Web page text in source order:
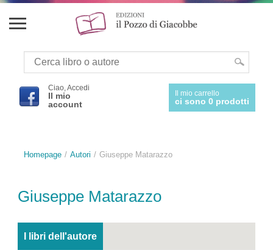
Ciao, Accedi
Il mio
account
Il mio carrello
ci sono 0 prodotti
Homepage Autori Giuseppe Matarazzo
Giuseppe Matarazzo
I libri dell'autore